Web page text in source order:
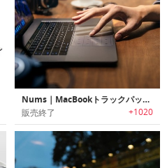
Nums｜MacBookトラックパッドをナンバーキーボードに変身させる厚さ1mmの超薄型ガラスフィルム「ナム」
販売終了 +1020